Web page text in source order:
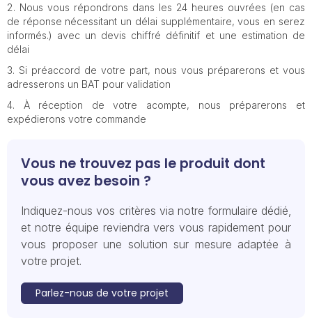
Nous vous répondrons dans les 24 heures ouvrées (en cas
de réponse nécessitant un délai supplémentaire, vous en serez
informés.) avec un devis chiffré définitif et une estimation de
délai
Si préaccord de votre part, nous vous préparerons et vous
adresserons un BAT pour validation
À réception de votre acompte, nous préparerons et
expédierons votre commande
Vous ne trouvez pas le produit dont
vous avez besoin ?
Indiquez-nous vos critères via notre formulaire dédié,
et notre équipe reviendra vers vous rapidement pour
vous proposer une solution sur mesure adaptée à
votre projet.
Parlez-nous de votre projet